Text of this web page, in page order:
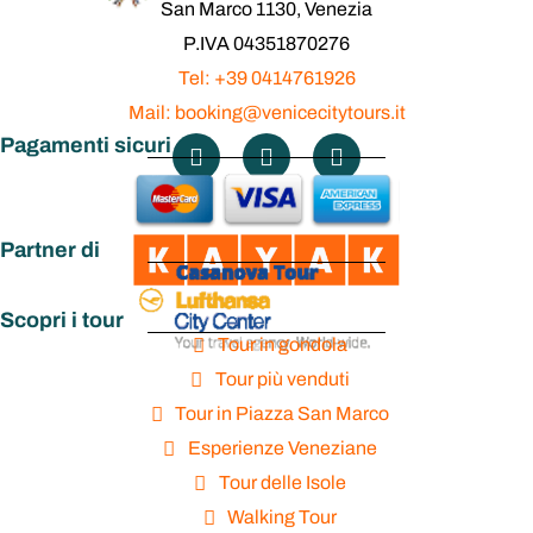
San Marco 1130, Venezia
P.IVA 04351870276
Tel: +39 0414761926
Mail: booking@venicecitytours.it
Pagamenti sicuri
Partner di
Scopri i tour
Tour in gondola
Tour più venduti
Tour in Piazza San Marco
Esperienze Veneziane
Tour delle Isole
Walking Tour